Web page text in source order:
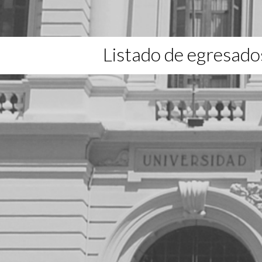
Listado de